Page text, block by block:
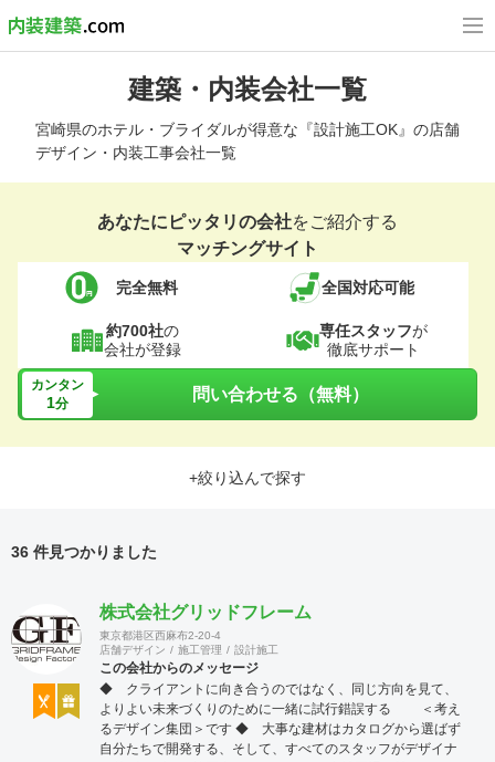
建築・内装会社一覧
宮崎県のホテル・ブライダルが得意な『設計施工OK』の店舗
デザイン・内装工事会社一覧
あなたにピッタリの会社をご紹介する
マッチングサイト
完全無料 全国対応可能
約700社の
会社が登録
専任スタッフが
徹底サポート
カンタン
1分 問い合わせる（無料）
+絞り込んで探す
36 件見つかりました
株式会社グリッドフレーム
東京都港区西麻布2-20-4
店舗デザイン
施工管理 設計施工
この会社からのメッセージ
◆ クライアントに向き合うのではなく、同じ方向を見て、
よりよい未来づくりのために一緒に試行錯誤する ＜考え
るデザイン集団＞です ◆ 大事な建材はカタログから選ばず
自分たちで開発する、そして、すべてのスタッフがデザイナ